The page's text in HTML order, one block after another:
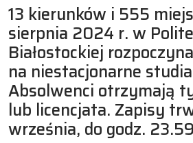
13 kierunków i 555
sierpnia 2024 r. w
Białostockiej
na niestacjonarne
Absolwenci otrzymają
lub licencjata. Zapisy
września, do godz.